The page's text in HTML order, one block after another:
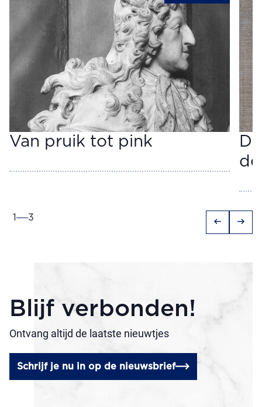
Van pruik tot pink
1 3 arrow_left_alt arrow_right_alt
Blijf verbonden!
Ontvang altijd de laatste nieuwtjes
Schrijf je nu in op de nieuwsbrief